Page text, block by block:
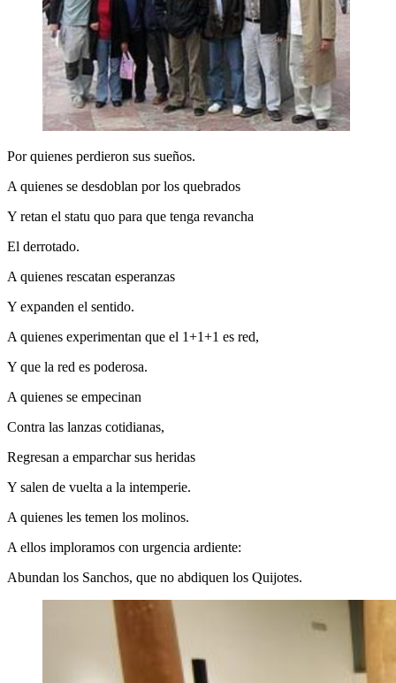
Por quienes perdieron sus sueños.
A quienes se desdoblan por los quebrados
Y retan el statu quo para que tenga revancha
El derrotado.
A quienes rescatan esperanzas
Y expanden el sentido.
A quienes experimentan que el 1+1+1 es red,
Y que la red es poderosa.
A quienes se empecinan
Contra las lanzas cotidianas,
Regresan a emparchar sus heridas
Y salen de vuelta a la intemperie.
A quienes les temen los molinos.
A ellos imploramos con urgencia ardiente:
Abundan los Sanchos, que no abdiquen los Quijotes.